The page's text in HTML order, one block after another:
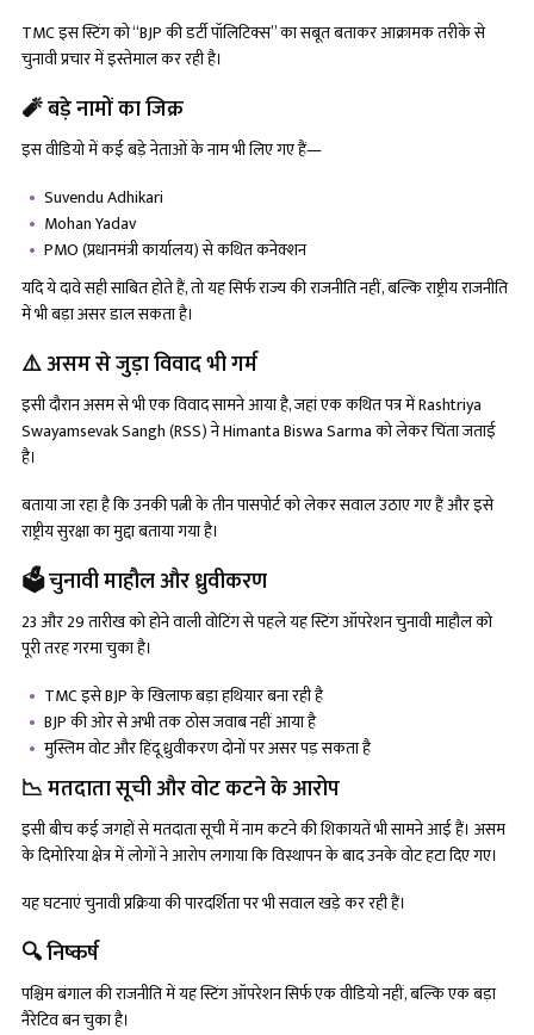
TMC इस स्टिंग को “BJP की डर्टी पॉलिटिक्स” का सबूत बताकर आक्रामक तरीके से
चुनावी प्रचार में इस्तेमाल कर रही है।
🧨 बड़े नामों का जिक्र
इस वीडियो में कई बड़े नेताओं के नाम भी लिए गए हैं—
Suvendu Adhikari
Mohan Yadav
PMO (प्रधानमंत्री कार्यालय) से कथित कनेक्शन
यदि ये दावे सही साबित होते हैं, तो यह सिर्फ राज्य की राजनीति नहीं, बल्कि राष्ट्रीय राजनीति
में भी बड़ा असर डाल सकता है।
⚠️ असम से जुड़ा विवाद भी गर्म
इसी दौरान असम से भी एक विवाद सामने आया है, जहां एक कथित पत्र में Rashtriya
Swayamsevak Sangh (RSS) ने Himanta Biswa Sarma को लेकर चिंता जताई
है।
बताया जा रहा है कि उनकी पत्नी के तीन पासपोर्ट को लेकर सवाल उठाए गए हैं और इसे
राष्ट्रीय सुरक्षा का मुद्दा बताया गया है।
🗳️ चुनावी माहौल और ध्रुवीकरण
23 और 29 तारीख को होने वाली वोटिंग से पहले यह स्टिंग ऑपरेशन चुनावी माहौल को
पूरी तरह गरमा चुका है।
TMC इसे BJP के खिलाफ बड़ा हथियार बना रही है
BJP की ओर से अभी तक ठोस जवाब नहीं आया है
मुस्लिम वोट और हिंदू ध्रुवीकरण दोनों पर असर पड़ सकता है
📉 मतदाता सूची और वोट कटने के आरोप
इसी बीच कई जगहों से मतदाता सूची में नाम कटने की शिकायतें भी सामने आई हैं। असम
के दिमोरिया क्षेत्र में लोगों ने आरोप लगाया कि विस्थापन के बाद उनके वोट हटा दिए गए।
यह घटनाएं चुनावी प्रक्रिया की पारदर्शिता पर भी सवाल खड़े कर रही हैं।
🔍 निष्कर्ष
पश्चिम बंगाल की राजनीति में यह स्टिंग ऑपरेशन सिर्फ एक वीडियो नहीं, बल्कि एक बड़ा
नैरेटिव बन चुका है।